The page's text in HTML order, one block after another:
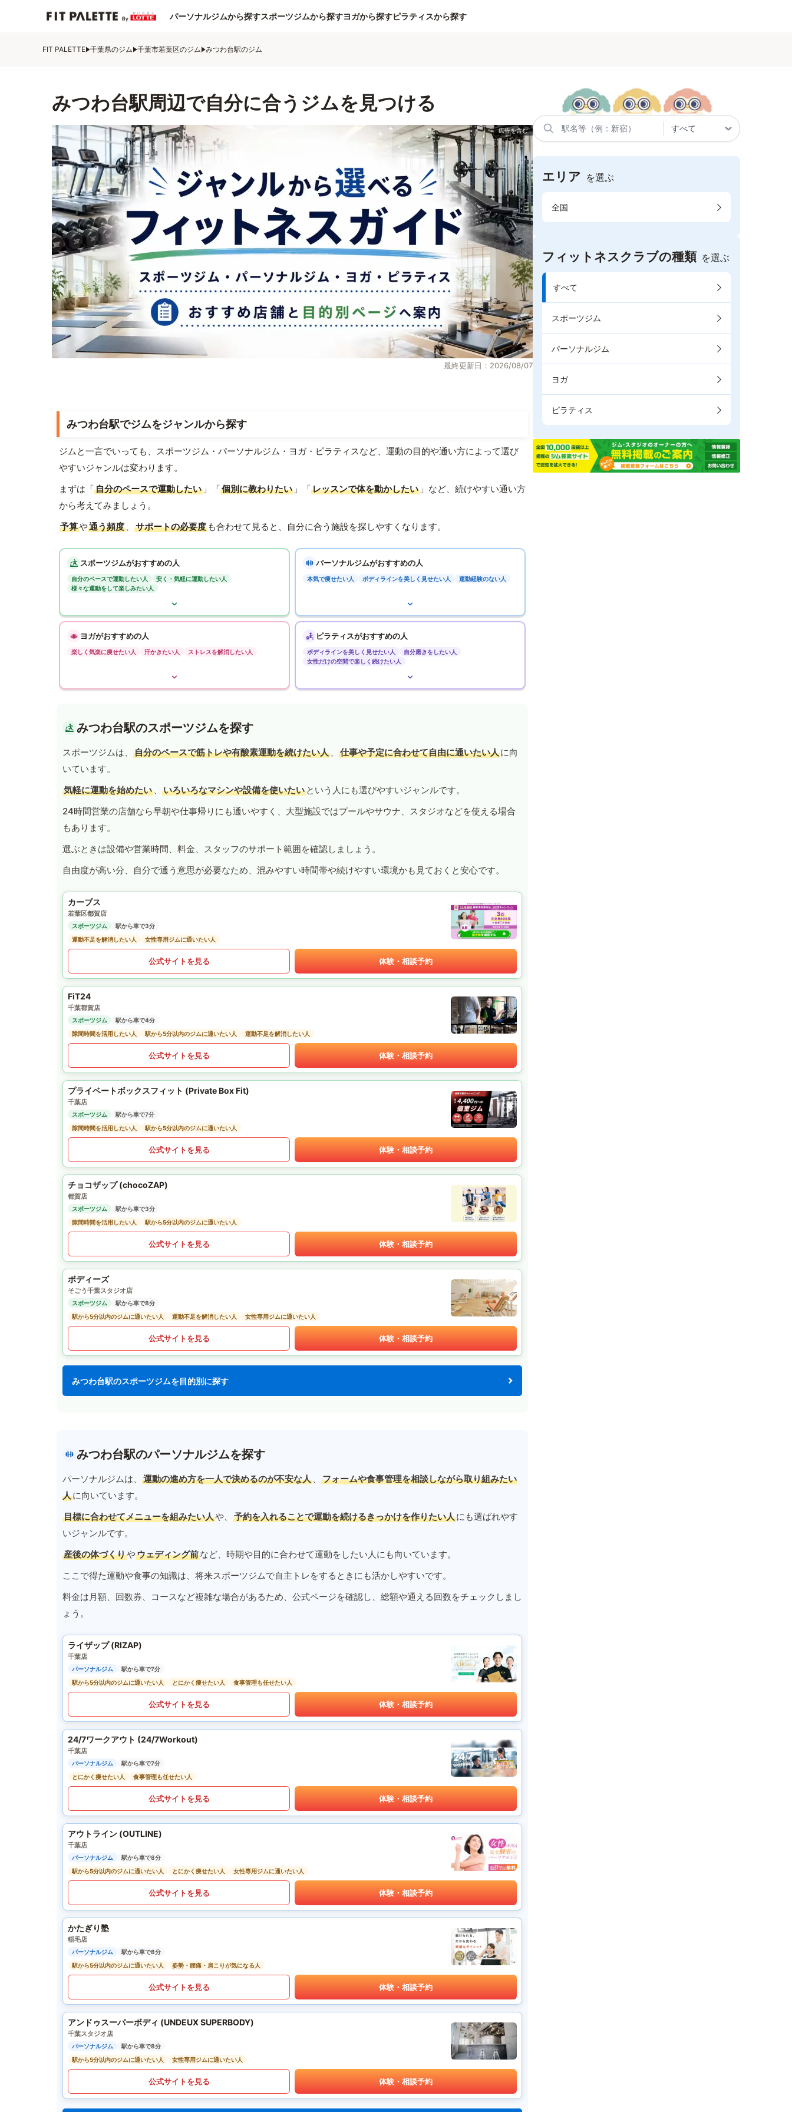
パーソナルジムから探すスポーツジムから探すヨガから探すピラティスから探す
FIT PALETTE 千葉県のジム 千葉市若葉区のジム みつわ台駅のジム
みつわ台駅周辺で自分に合うジムを見つける
最終更新日：2026/08/07
みつわ台駅でジムをジャンルから探す
ジムと一言でいっても、スポーツジム・パーソナルジム・ヨガ・ピラティスなど、運動の目的や通い方によって選び
やすいジャンルは変わります。
まずは「自分のペースで運動したい 」「個別に教わりたい 」「レッスンで体を動かしたい 」など、続けやすい通い方
から考えてみましょう。
予算や通う頻度 、 サポートの必要度 も合わせて見ると、自分に合う施設を探しやすくなります。
スポーツジムがおすすめの人
自分のペースで運動したい人
安く・気軽に運動したい人
様々な運動をして楽しみたい人
パーソナルジムがおすすめの人
本気で痩せたい人 ボディラインを美しく見せたい人 運動経験のない人
ヨガがおすすめの人
楽しく気楽に痩せたい人 汗かきたい人 ストレスを解消したい人
ピラティスがおすすめの人
ボディラインを美しく見せたい人
自分磨きをしたい人
女性だけの空間で楽しく続けたい人
みつわ台駅のスポーツジムを探す
スポーツジムは、 自分のペースで筋トレや有酸素運動を続けたい人 、 仕事や予定に合わせて自由に通いたい人に向
いています。
気軽に運動を始めたい 、 いろいろなマシンや設備を使いたい という人にも選びやすいジャンルです。
24時間営業の店舗なら早朝や仕事帰りにも通いやすく、大型施設ではプールやサウナ、スタジオなどを使える場合
もあります。
選ぶときは設備や営業時間、料金、スタッフのサポート範囲を確認しましょう。
自由度が高い分、自分で通う意思が必要なため、混みやすい時間帯や続けやすい環境かも見ておくと安心です。
カーブス
若葉区都賀店
スポーツジム
駅から車で3分
運動不足を解消したい人
女性専用ジムに通いたい人
公式サイトを見る 体験・相談予約
FiT24
千葉都賀店
スポーツジム
駅から車で4分
隙間時間を活用したい人
駅から5分以内のジムに通いたい人 運動不足を解消したい人
公式サイトを見る 体験・相談予約
プライベートボックスフィット (Private Box Fit)
千葉店
スポーツジム
駅から車で7分
隙間時間を活用したい人
駅から5分以内のジムに通いたい人
公式サイトを見る 体験・相談予約
チョコザップ (chocoZAP)
都賀店
スポーツジム
駅から車で3分
隙間時間を活用したい人
駅から5分以内のジムに通いたい人
公式サイトを見る 体験・相談予約
ボディーズ
そごう千葉スタジオ店
スポーツジム
駅から車で8分
駅から5分以内のジムに通いたい人
運動不足を解消したい人 女性専用ジムに通いたい人
公式サイトを見る 体験・相談予約
みつわ台駅のスポーツジムを目的別に探す
みつわ台駅のパーソナルジムを探す
パーソナルジムは、 運動の進め方を一人で決めるのが不安な人 、
フォームや食事管理を相談しながら取り組みたい
人に向いています。
目標に合わせてメニューを組みたい人や、 予約を入れることで運動を続けるきっかけを作りたい人にも選ばれやす
いジャンルです。
産後の体づくりやウェディング前など、時期や目的に合わせて運動をしたい人にも向いています。
ここで得た運動や食事の知識は、将来スポーツジムで自主トレをするときにも活かしやすいです。
料金は月額、回数券、コースなど複雑な場合があるため、公式ページを確認し、総額や通える回数をチェックしまし
ょう。
ライザップ (RIZAP)
千葉店
パーソナルジム
駅から車で7分
駅から5分以内のジムに通いたい人
とにかく痩せたい人 食事管理も任せたい人
公式サイトを見る 体験・相談予約
24/7ワークアウト (24/7Workout)
千葉店
パーソナルジム
駅から車で7分
とにかく痩せたい人
食事管理も任せたい人
公式サイトを見る 体験・相談予約
アウトライン (OUTLINE)
千葉店
パーソナルジム
駅から車で8分
駅から5分以内のジムに通いたい人
とにかく痩せたい人 女性専用ジムに通いたい人
公式サイトを見る 体験・相談予約
かたぎり塾
稲毛店
パーソナルジム
駅から車で8分
駅から5分以内のジムに通いたい人
姿勢・腰痛・肩こりが気になる人
公式サイトを見る 体験・相談予約
アンドゥスーパーボディ (UNDEUX SUPERBODY)
千葉スタジオ店
パーソナルジム
駅から車で8分
駅から5分以内のジムに通いたい人
女性専用ジムに通いたい人
公式サイトを見る 体験・相談予約
エリア を選ぶ
全国
フィットネスクラブの種類 を選ぶ
すべて
スポーツジム
パーソナルジム
ヨガ
ピラティス